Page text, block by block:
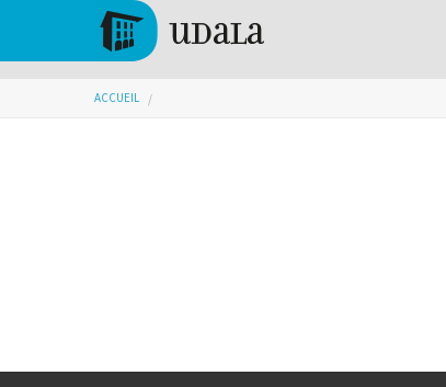
Aller au contenu principal
Vous êtes ici
ACCUEIL